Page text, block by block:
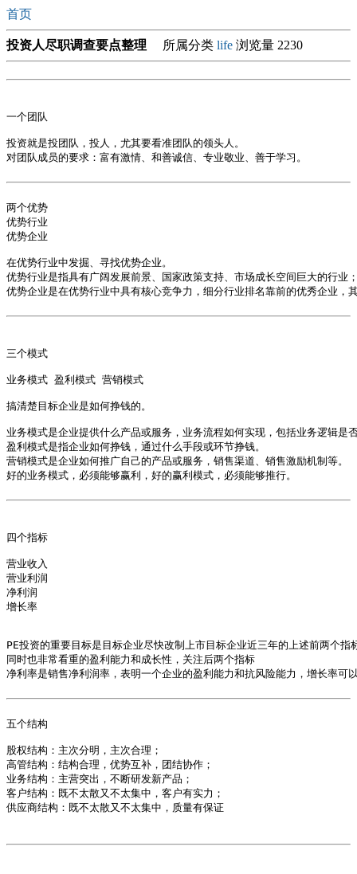
首页
投资人尽职调查要点整理 所属分类 life 浏览量 2230
一个团队
投资就是投团队，投人，尤其要看准团队的领头人。
对团队成员的要求：富有激情、和善诚信、专业敬业、善于学习。
两个优势
优势行业
优势企业
在优势行业中发掘、寻找优势企业。
优势行业是指具有广阔发展前景、国家政策支持、市场成长空间巨大的行业
优势企业是在优势行业中具有核心竞争力，细分行业排名靠前的优秀企业，
三个模式
业务模式 盈利模式 营销模式
搞清楚目标企业是如何挣钱的。
业务模式是企业提供什么产品或服务，业务流程如何实现，包括业务逻辑
盈利模式是指企业如何挣钱，通过什么手段或环节挣钱。
营销模式是企业如何推广自己的产品或服务，销售渠道、销售激励机制等。
好的业务模式，必须能够赢利，好的赢利模式，必须能够推行。
四个指标
营业收入
营业利润
净利润
增长率
PE投资的重要目标是目标企业尽快改制上市目标企业近三年的上述前两个指
同时也非常看重的盈利能力和成长性，关注后两个指标
净利率是销售净利润率，表明一个企业的盈利能力和抗风险能力，增长率可
五个结构
股权结构：主次分明，主次合理；
高管结构：结构合理，优势互补，团结协作；
业务结构：主营突出，不断研发新产品；
客户结构：既不太散又不太集中，客户有实力；
供应商结构：既不太散又不太集中，质量有保证